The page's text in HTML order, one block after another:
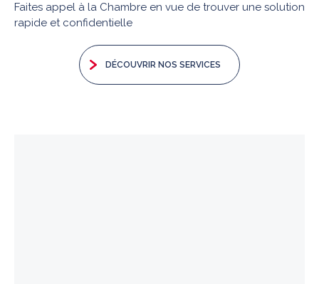
Faites appel à la Chambre en vue de trouver une solution
rapide et confidentielle
DÉCOUVRIR NOS SERVICES